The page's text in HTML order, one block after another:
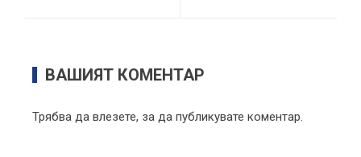
ВАШИЯТ КОМЕНТАР
Трябва да влезете, за да публикувате коментар.